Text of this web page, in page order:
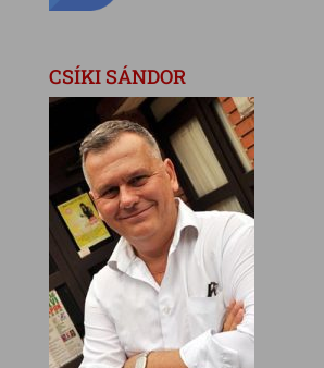
CSÍKI SÁNDOR